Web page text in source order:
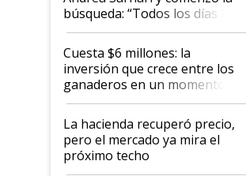
búsqueda: “Todos los días le
toca a algún productor”
Cuesta $6 millones: la
inversión que crece entre los
ganaderos en un momento
histórico para la actividad
La hacienda recuperó precio,
pero el mercado ya mira el
próximo techo